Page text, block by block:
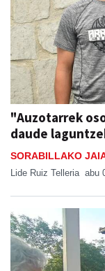
"Auzotarrek
daude
SORABILLAKO
Lide Ruiz Telleria abu